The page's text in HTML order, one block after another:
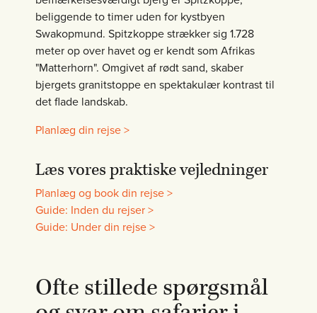
beliggende to timer uden for kystbyen
Swakopmund. Spitzkoppe strækker sig 1.728
meter op over havet og er kendt som Afrikas
"Matterhorn". Omgivet af rødt sand, skaber
bjergets granitstoppe en spektakulær kontrast til
det flade landskab.
Planlæg din rejse>
Læs vores praktiske vejledninger
Planlæg og book din rejse>
Guide: Inden du rejser>
Guide: Under din rejse>
Ofte stillede spørgsmål